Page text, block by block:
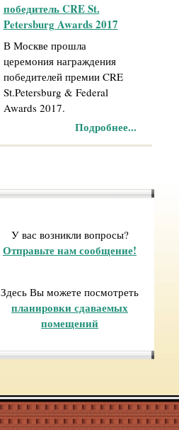
победитель CRE St.
Petersburg Awards 2017
В Москве прошла
церемония награждения
победителей премии CRE
St.Petersburg & Federal
Awards 2017.
Подробнее...
У вас возникли вопросы?
Отправьте нам сообщение!
Здесь Вы можете посмотреть
планировки сдаваемых
помещений